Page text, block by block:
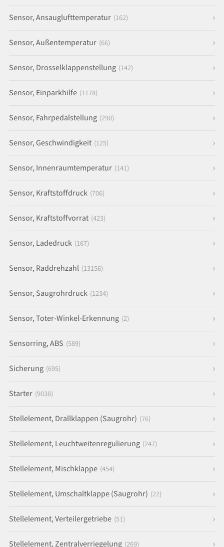
Sensor, Ansauglufttemperatur (162)
Sensor, Außentemperatur (66)
Sensor, Drosselklappenstellung (142)
Sensor, Einparkhilfe (1178)
Sensor, Fahrpedalstellung (290)
Sensor, Geschwindigkeit (125)
Sensor, Innenraumtemperatur (141)
Sensor, Kraftstoffdruck (706)
Sensor, Kraftstoffvorrat (423)
Sensor, Ladedruck (167)
Sensor, Raddrehzahl (13156)
Sensor, Saugrohrdruck (1234)
Sensor, Toter-Winkel-Erkennung (2)
Sensorring, ABS (589)
Sicherung (695)
Starter (9038)
Stellelement, Drallklappen (Saugrohr) (76)
Stellelement, Leuchtweitenregulierung (247)
Stellelement, Mischklappe (454)
Stellelement, Umschaltklappe (Saugrohr) (22)
Stellelement, Verteilergetriebe (51)
Stellelement, Zentralverriegelung (269)